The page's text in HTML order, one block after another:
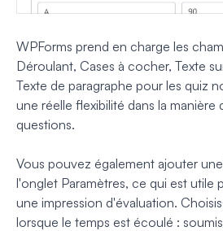
WPForms prend en charge les
Déroulant, Cases à cocher, Texte
Texte de paragraphe pour les quiz
une réelle flexibilité dans la manière
questions.
Vous pouvez également ajouter
l'onglet Paramètres, ce qui est utile
une impression d'évaluation.
lorsque le temps est écoulé :